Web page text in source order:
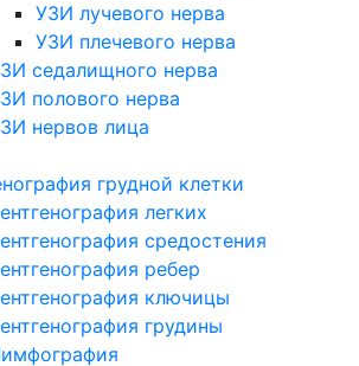
УЗИ лучевого нерва
УЗИ плечевого нерва
седалищного нерва
полового нерва
нервов лица
грудной клетки
легких
средостения
ребер
ключицы
грудины